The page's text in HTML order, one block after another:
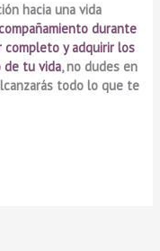
hacia una vida
durante
completo y adquirir los
de tu vida, no dudes en
todo lo que te